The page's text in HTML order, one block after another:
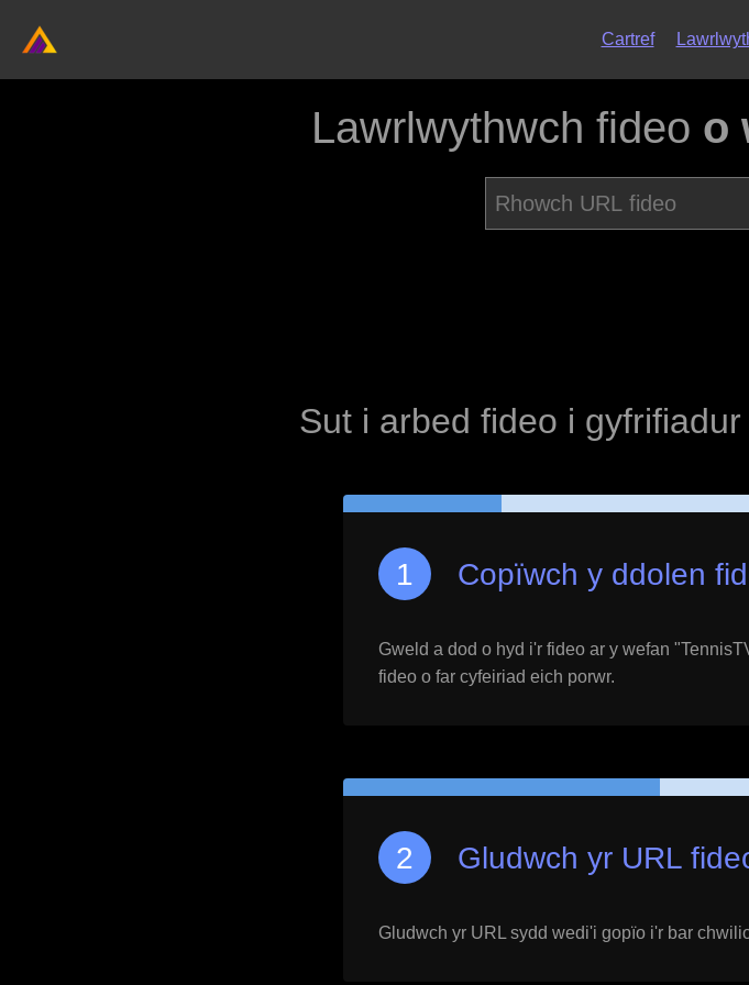
Cartref
Lawrlwythwch fideo o
Sut i arbed fideo i
Copïwch y ddolen
Gweld a dod o hyd i'r fideo ar y wefan "
fideo o far cyfeiriad eich porwr.
Gludwch yr URL
Gludwch yr URL sydd wedi'i gopïo i'r bar